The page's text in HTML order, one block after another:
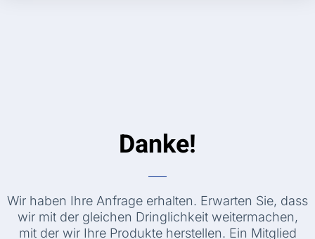
Danke!
Wir haben Ihre Anfrage erhalten. Erwarten Sie, dass
wir mit der gleichen Dringlichkeit weitermachen,
mit der wir Ihre Produkte herstellen. Ein Mitglied